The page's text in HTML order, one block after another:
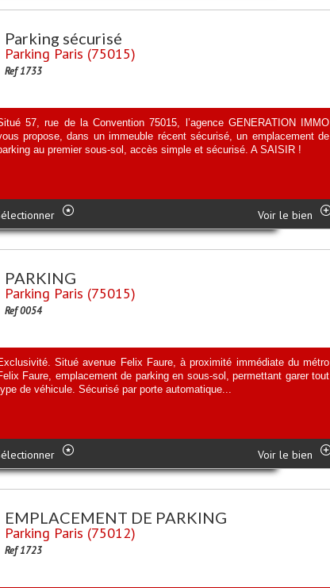
Parking sécurisé
Parking Paris (75015)
Ref 1733
57, rue de la Convention 75015, l’agence GENERATION IMMO
propose, dans un immeuble récent sécurisé, un emplacement de
au premier sous-sol, accès simple et sécurisé. A SAISIR !
Voir le bien
PARKING
Parking Paris (75015)
Ref 0054
Situé avenue Felix Faure, à proximité immédiate du métro
Faure, emplacement de parking en sous-sol, permettant garer tout
de véhicule. Sécurisé par porte automatique...
Voir le bien
EMPLACEMENT DE PARKING
Parking Paris (75012)
Ref 1723